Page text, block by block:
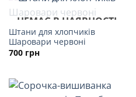
НЕМАЄ В НАЯВНОСТІ
Штани для хлопчиків
Шаровари червоні
700 грн